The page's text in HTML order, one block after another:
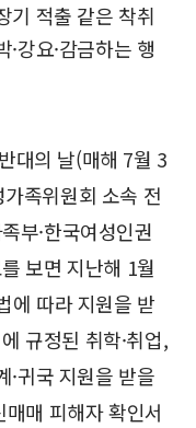
기 적출 같은 착취
·강요·감금하는 행
대의 날(매해 7월 3
족위원회 소속 전
부·한국여성인권
보면 지난해 1월
에 따라 지원을 받
규정된 취학·취업,
·귀국 지원을 받을
매 피해자 확인서